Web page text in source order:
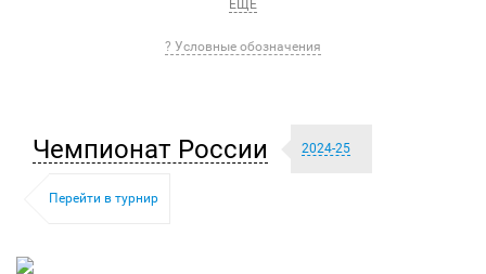
ЕЩЕ
? Условные обозначения
Чемпионат России 2024-25
Перейти в турнир